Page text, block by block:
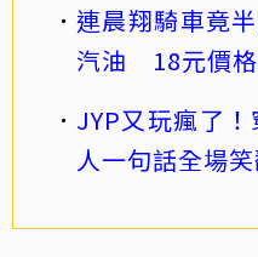
連晨翔騎車竟
汽油 18元價
JYP又玩瘋了
人一句話全場